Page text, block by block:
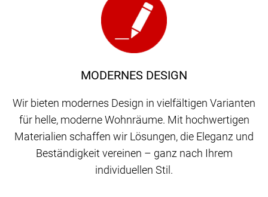
MODERNES DESIGN
Wir bieten modernes Design in vielfältigen Varianten
für helle, moderne Wohnräume. Mit hochwertigen
Materialien schaffen wir Lösungen, die Eleganz und
Beständigkeit vereinen – ganz nach Ihrem
individuellen Stil.